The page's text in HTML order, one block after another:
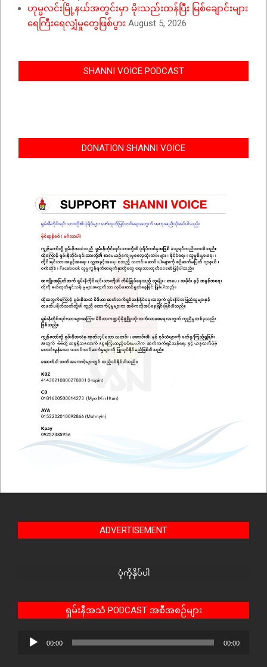
ဟုမ္မလင်းမြို့နယ်အတွင်းမှာ မိုးသည်းထန်ပြီး မြစ်ချောင်းများ
ရေကြီးရေလျှံမှုတွေဖြစ်ပွား August 5, 2026
SHANNI VOICE PODCAST
DONATION SHANNI VOICE
ADVERTISEMENT
ပုံကိုနှိပ်ပါ
ရှမ်းနီအသံ PODCAST အစီအစဉ်များ
Audio
00:00 00:00